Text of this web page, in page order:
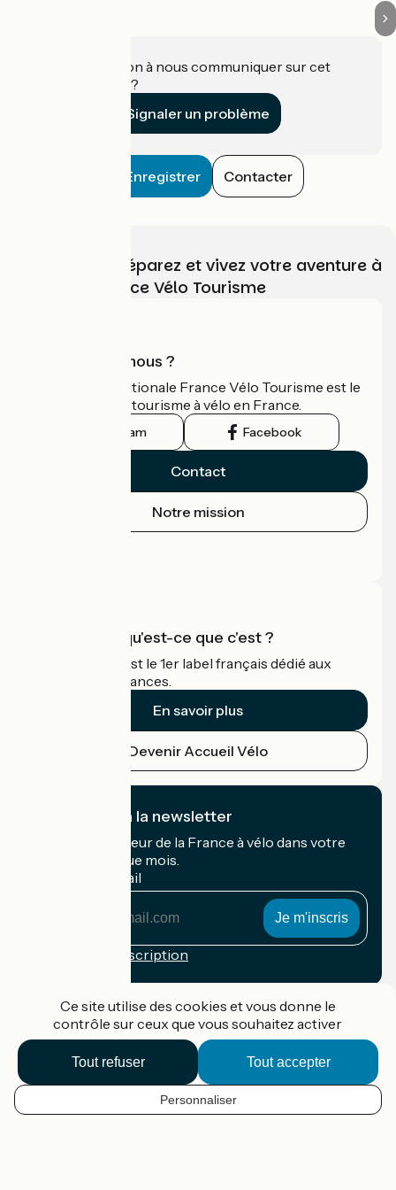
FR
Une information à nous communiquer sur cet
établissement ?
Signaler un problème
Enregistrer Contacter
Choisissez, préparez et vivez votre aventure à
vélo avec France Vélo Tourisme
Qui sommes-nous ?
L'association nationale France Vélo Tourisme est le
guide officiel du tourisme à vélo en France.
Instagram Facebook
Contact
Notre mission
Accueil Vélo qu'est-ce que c'est ?
Accueil Vélo c'est le 1er label français dédié aux
cyclistes en vacances.
En savoir plus
Devenir Accueil Vélo
Je m'abonne à la newsletter
Recevez le meilleur de la France à vélo dans votre
boîte mail chaque mois.
Mon adresse mail
Conditions d'inscription
Accueil Vélo Pro
Contact
Mentions légales
Ce site utilise des cookies et vous donne le
contrôle sur ceux que vous souhaitez activer
Tout accepter
Tout refuser
Personnaliser